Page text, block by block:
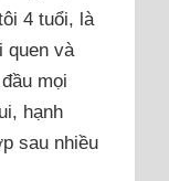
4 tuổi, là
quen và
mọi
hạnh
sau nhiều